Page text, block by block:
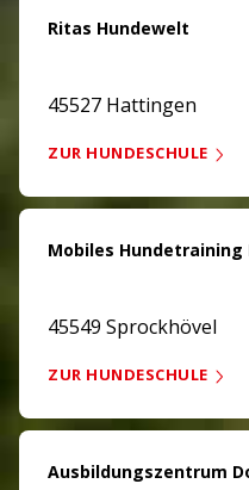
Ritas Hundewelt
45527 Hattingen
ZUR HUNDESCHULE
Mobiles Hundetraining
45549 Sprockhövel
ZUR HUNDESCHULE
Ausbildungszentrum